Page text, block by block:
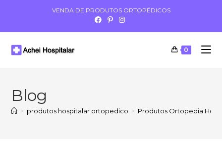
VENDA DE PRODUTOS ORTOPÉDICOS
0
Blog
> produtos hospitalar ortopedico > Produtos Ortopedia